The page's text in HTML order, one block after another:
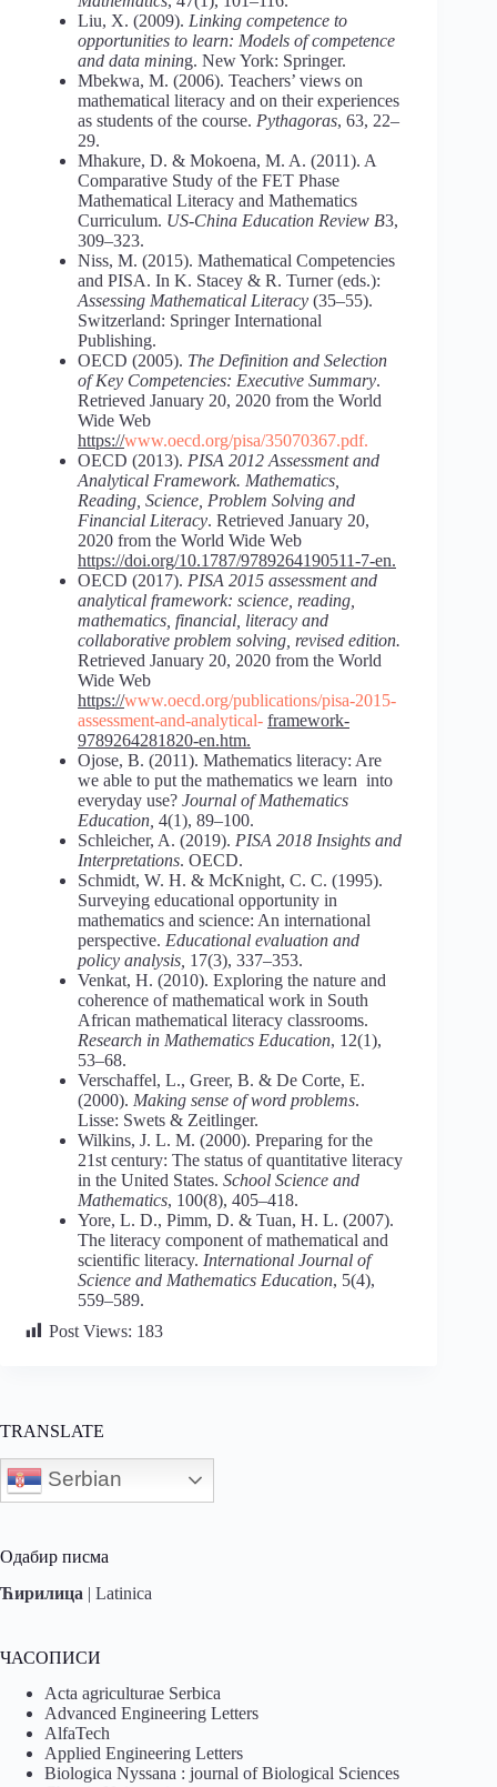
Liu, X. (2009). Linking competence to
opportunities to learn: Models of competence
and data mining. New York: Springer.
Mbekwa, M. (2006). Teachers’ views on
mathematical literacy and on their experiences
as students of the course. Pythagoras, 63, 22–
29.
Mhakure, D. & Mokoena, M. A. (2011). A
Comparative Study of the FET Phase
Mathematical Literacy and Mathematics
Curriculum. US-China Education Review B3,
309–323.
Niss, M. (2015). Mathematical Competencies
and PISA. In K. Stacey & R. Turner (eds.):
Assessing Mathematical Literacy (35–55).
Switzerland: Springer International
Publishing.
OECD (2005). The Definition and Selection
of Key Competencies: Executive Summary.
Retrieved January 20, 2020 from the World
Wide Web
https://www.oecd.org/pisa/35070367.pdf.
OECD (2013). PISA 2012 Assessment and
Analytical Framework. Mathematics,
Reading, Science, Problem Solving and
Financial Literacy. Retrieved January 20,
2020 from the World Wide Web
https://doi.org/10.1787/9789264190511-7-en.
OECD (2017). PISA 2015 assessment and
analytical framework: science, reading,
mathematics, financial, literacy and
collaborative problem solving, revised edition.
Retriеved January 20, 2020 from the World
Wide Web
https://www.oecd.org/publications/pisa-2015-
assessment-and-analytical- framework-
9789264281820-en.htm.
Ojose, B. (2011). Mathematics literacy: Are
we able to put the mathematics we learn into
everyday use? Journal of Mathematics
Education, 4(1), 89–100.
Schleicher, A. (2019). PISA 2018 Insights and
Interpretations. OECD.
Schmidt, W. H. & McKnight, C. C. (1995).
Surveying educational opportunity in
mathematics and science: An international
perspective. Educational evaluation and
policy analysis, 17(3), 337–353.
Venkat, H. (2010). Exploring the nature and
coherence of mathematical work in South
African mathematical literacy classrooms.
Research in Mathematics Education, 12(1),
53–68.
Verschaffel, L., Greer, B. & De Corte, E.
(2000). Making sense of word problems.
Lisse: Swets & Zeitlinger.
Wilkins, J. L. M. (2000). Preparing for the
21st century: The status of quantitative literacy
in the United States. School Science and
Mathematics, 100(8), 405–418.
Yore, L. D., Pimm, D. & Tuan, H. L. (2007).
The literacy component of mathematical and
scientific literacy. International Journal of
Science and Mathematics Education, 5(4),
559–589.
Post Views: 183
TRANSLATE
Serbian
Одабир писма
Ћирилица | Latinica
ЧАСОПИСИ
Acta agriculturae Serbica
Advanced Engineering Letters
AlfaTech
Applied Engineering Letters
Biologica Nyssana : journal of Biological Sciences